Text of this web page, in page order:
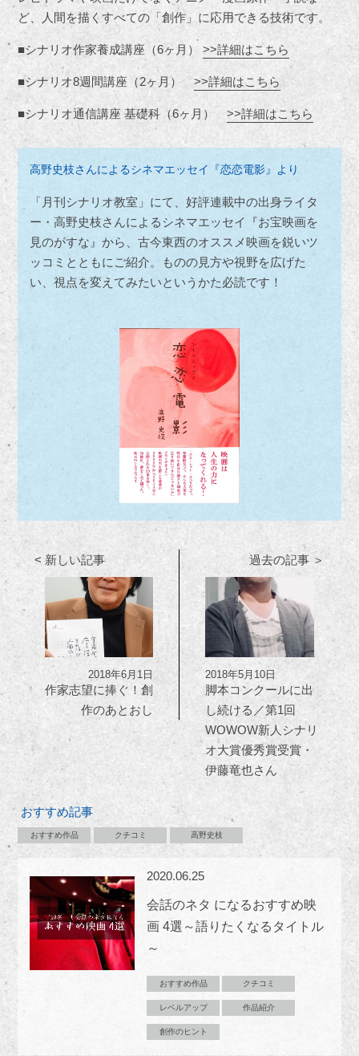
ど、人間を描くすべての「創作」に応用できる技術です。
■シナリオ作家養成講座（6ヶ月）>>詳細はこちら
■シナリオ8週間講座（2ヶ月）>>詳細はこちら
■シナリオ通信講座 基礎科（6ヶ月）>>詳細はこちら
高野史枝さんによるシネマエッセイ『恋恋電影』より
「月刊シナリオ教室」にて、好評連載中の出身ライタ
ー・高野史枝さんによるシネマエッセイ『お宝映画を
見のがすな』から、古今東西のオススメ映画を鋭いツ
ッコミとともにご紹介。ものの見方や視野を広げた
い、視点を変えてみたいというかた必読です！
< 新しい記事
2018年6月1日
作家志望に捧ぐ！創
作のあとおし
過去の記事 ＞
2018年5月10日
脚本コンクールに出
し続ける／第1回
WOWOW新人シナリ
オ大賞優秀賞受賞・
伊藤竜也さん
おすすめ記事
おすすめ作品 クチコミ 高野史枝
2020.06.25
会話のネタ になるおすすめ映
画 4選～語りたくなるタイトル
～
おすすめ作品 クチコミ
レベルアップ 作品紹介
創作のヒント